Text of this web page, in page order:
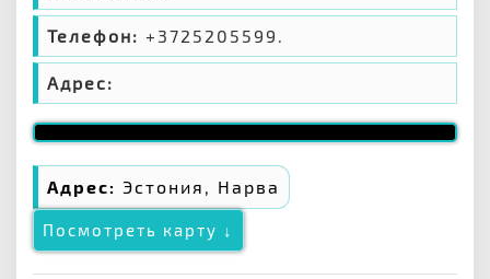
Телефон: +3725205599.
Адрес:
Адрес: Эстония, Нарва
Посмотреть карту ↓